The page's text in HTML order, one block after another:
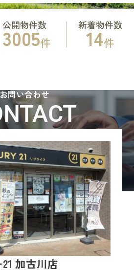
公開物件数
3005件
新着物件数
14件
お問い合わせ
加古川店